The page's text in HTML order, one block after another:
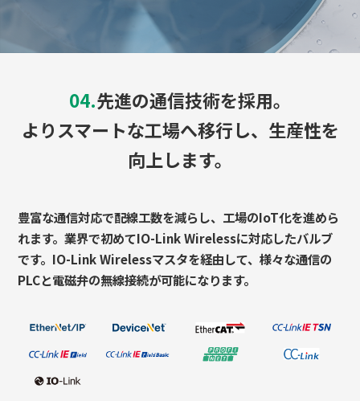
04.先進の通信技術を採用。
よりスマートな工場へ移行し、生産性を
向上します。
豊富な通信対応で配線工数を減らし、工場のIoT化を進めら
れます。業界で初めてIO-Link Wirelessに対応したバルブ
です。IO-Link Wirelessマスタを経由して、様々な通信の
PLCと電磁弁の無線接続が可能になります。